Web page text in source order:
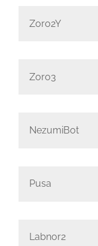
Zoro2Y
Zoro3
NezumiBot
Pusa
Labnor2